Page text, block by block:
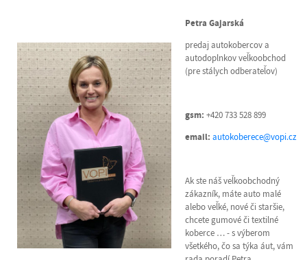
Petra Gajarská
predaj autokobercov a
autodoplnkov veľkoobchod
(pre stálych odberateľov)
gsm: +420 733 528 899
email: autokoberece@vopi.cz
Ak ste náš veľkoobchodný
zákazník, máte auto malé
alebo veľké, nové či staršie,
chcete gumové či textilné
koberce … - s výberom
všetkého, čo sa týka áut, vám